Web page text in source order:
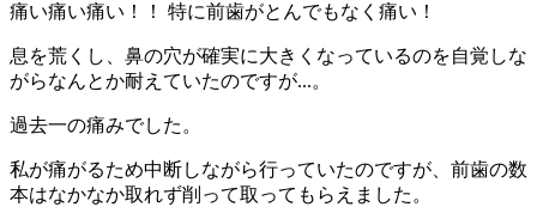
痛い痛い痛い！！ 特に前歯がとんでもなく痛い！
息を荒くし、鼻の穴が確実に大きくなっているのを自覚しな
がらなんとか耐えていたのですが...。
過去一の痛みでした。
私が痛がるため中断しながら行っていたのですが、前歯の数
本はなかなか取れず削って取ってもらえました。